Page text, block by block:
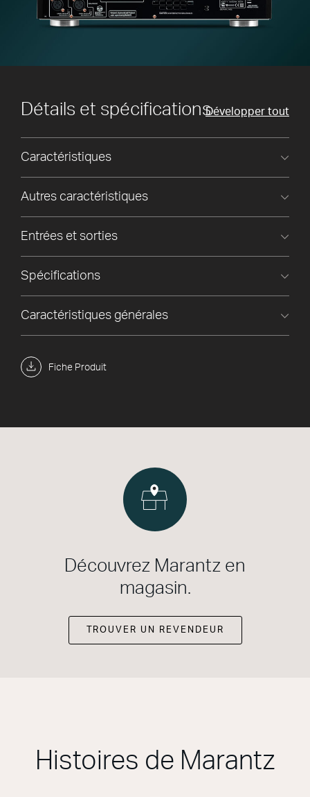
Détails et spécifications
Fiche Produit
Développer tout
Caractéristiques
Autres caractéristiques
Entrées et sorties
Spécifications
Caractéristiques générales
Découvrez Marantz en
magasin.
TROUVER UN REVENDEUR
Histoires de Marantz